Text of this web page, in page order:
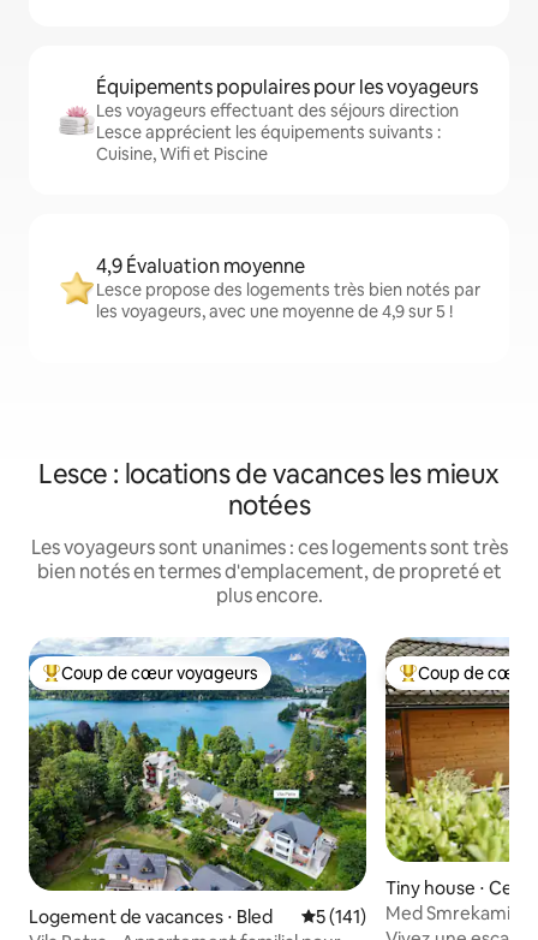
Équipements populaires pour les voyageurs
Les voyageurs effectuant des séjours direction
Lesce apprécient les équipements suivants :
Cuisine, Wifi et Piscine
4,9 Évaluation moyenne
Lesce propose des logements très bien notés par
les voyageurs, avec une moyenne de 4,9 sur 5 !
Lesce : locations de vacances les mieux
notées
Les voyageurs sont unanimes : ces logements sont très
bien notés en termes d'emplacement, de propreté et
plus encore.
Coups de cœur voyageurs les plus appréciés
Coup de cœur voyageurs
Logement de vacances ⋅ Bled Évaluation moyenne sur la
5 (141)
Coups de cœur
Coup de cœur
Tiny house ⋅
njskem
Med Smrekami |